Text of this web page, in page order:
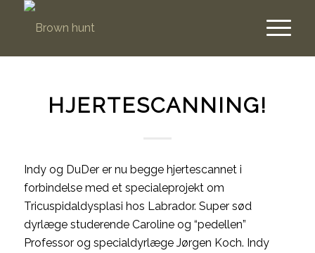
HJERTESCANNING!
Indy og DuDer er nu begge hjertescannet i
forbindelse med et specialeprojekt om
Tricuspidaldysplasi hos Labrador. Super sød
dyrlæge studerende Caroline og “pedellen”
Professor og specialdyrlæge Jørgen Koch. Indy